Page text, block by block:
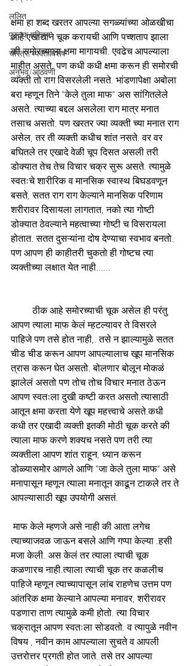
ललित
पुस्तक परिचय
चरित्र/व्यक्तीविशेष
अनुभव/आठवणी
क्षमा हा शब्द खरतर आपल्या सगळ्यांच्या ओळखीचा
आहे.एखाद्याने चूक करायची आणि पच्शताप झाला
की समोरच्याला क्षमा मागायची. एवढेच आपल्याला
माहीत असते. पण कधी कधी क्षमा करून ही समोरची
व्यक्ती तो राग विसरलेली नसते. भांडणापेक्षा अबोला
बरा म्हणून तिने "केले तुला माफ" अस सांगितलेले
असते. त्याच्या बद्दल असलेला राग मात्र मनात
तसाच असतो. पण खरतर ज्या व्यक्ती च्या मनात राग
असेल, तर ती व्यक्ती कधीच शांत नसते. वर वर
बघितले तर एखादे वेळी चूप दिसत असली तरी
डोक्यात तेच तेच विचार चक्र सुरू असते. त्यामुळे
स्वतःचे शारीरिक व मानसिक स्वास्थ बिघडवणून
बसते, सतत राग राग केल्याने मानसिक परिणाम
शरीरावर दिसायला लागतात, नको त्या गोष्टी
डोक्यात ठेवल्याने महत्वाच्या गोष्टी च विसरायला
होतात. सतत दुसऱ्यांना दोष देण्याचा स्वभाव बनतो.
पण आपण ही काहीतरी चुकतो ही गोष्टच त्या
व्यक्तीच्या लक्षात येत नाही......
         ठीक आहे समोरच्याची चूक असेल ही परंतु
आपण त्याला माफ केलं म्हटल्यावर ते विसरले
पाहिजे पण तसे होत नाही,. तसे न झाल्यामुळे सतत
चीड चीड करून आपण आपल्यालाच खूप मानसिक
त्रास करून घेत असतो. बोलणार बोलून मोकळं
झालेलं असतो पण तोच तोच विचार मनात ठेऊन
आपण स्वतःला दुखी कष्टी करत असतो.त्यासाठी
आतून क्षमा करता येणे खूप महत्त्वाचे असते.कधी
कधी तर एखादी व्यक्ती इतकी मोठी चूक करते की
त्याला माफ करणे शक्यच नसते पण तरी त्या
व्यक्तीला आपण शांत राहून, ध्यान करून
डोळ्यासमोर आणले आणि "जा केले तुला माफ" असे
मनापासून म्हणून त्याला मनातून काढून टाकले तर ते
आपल्यासाठी खूप उपयोगी असतं.
माफ केले म्हणजे असे नाही की आता लगेच
त्याच्याजवळ जाऊन बसले आणि गप्पा केल्या .हसी
मजा केली. अस केलं तर त्याला त्याची चूक
कळणारच नाही.त्याला त्याची चूक तर कळलीच
पाहिजे म्हणून त्याच्यापासून लांब राहणेच उत्तम पण
आंतरिक क्षमा केल्याने आपल्या मनावर, शरीरावर
पडणारा ताण त्यामुळे कमी होतो. त्या विचार
चक्रातून आपण स्वतःला सोडवतो. व त्यापुळे नवीन
विषय , नवीन काम आपल्याला सुचते व आपली
उत्तरोत्तर प्रगती होत जाते. तसे तर आपल्या